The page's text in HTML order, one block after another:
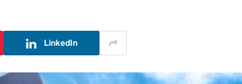
LinkedIn